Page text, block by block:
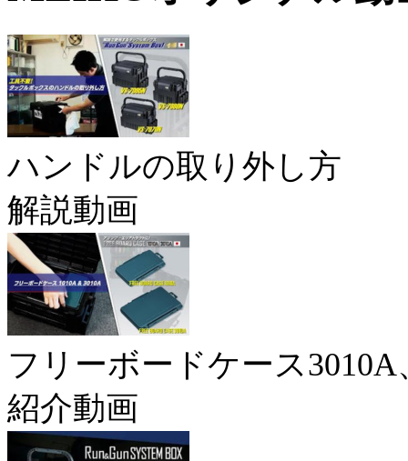
ハンドルの取り外し方
解説動画
フリーボードケース3010A
紹介動画